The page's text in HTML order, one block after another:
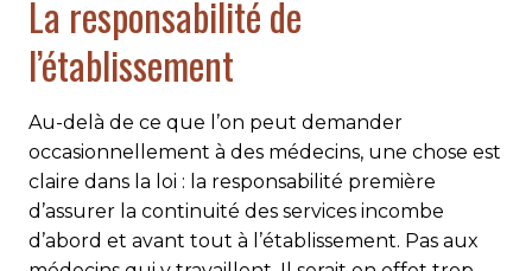
La responsabilité de
l’établissement
Au-delà de ce que l’on peut demander
occasionnellement à des médecins, une chose est
claire dans la loi : la responsabilité première
d’assurer la continuité des services incombe
d’abord et avant tout à l’établissement. Pas aux